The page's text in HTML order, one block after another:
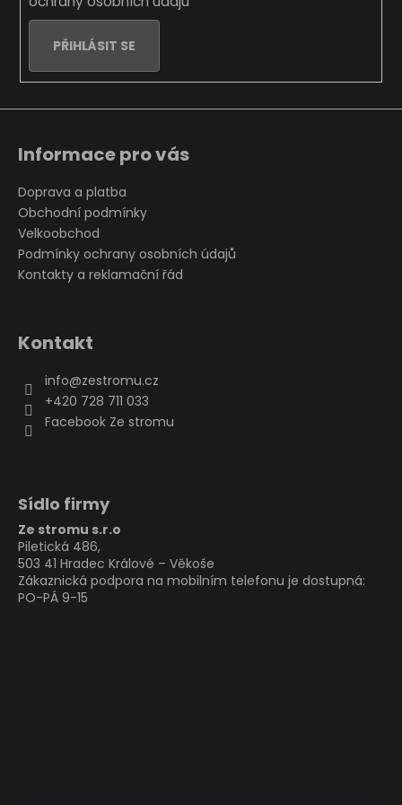
PŘIHLÁSIT SE
Informace pro vás
Doprava a platba
Obchodní podmínky
Velkoobchod
Podmínky ochrany osobních údajů
Kontakty a reklamační řád
Kontakt
info@zestromu.cz
+420 728 711 033
Facebook Ze stromu
Sídlo firmy
Ze stromu s.r.o
Piletická 486,
503 41 Hradec Králové – Věkoše
Zákaznická podpora na mobilním telefonu je dostupná:
PO-PÁ 9-15